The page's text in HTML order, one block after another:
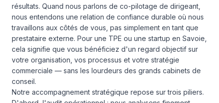
résultats. Quand nous parlons de co-pilotage de dirigeant,
nous entendons une relation de confiance durable où nous
travaillons aux côtés de vous, pas simplement en tant que
prestataire externe. Pour une TPE ou une startup en Savoie,
cela signifie que vous bénéficiez d'un regard objectif sur
votre organisation, vos processus et votre stratégie
commerciale — sans les lourdeurs des grands cabinets de
conseil.
Notre accompagnement stratégique repose sur trois piliers.